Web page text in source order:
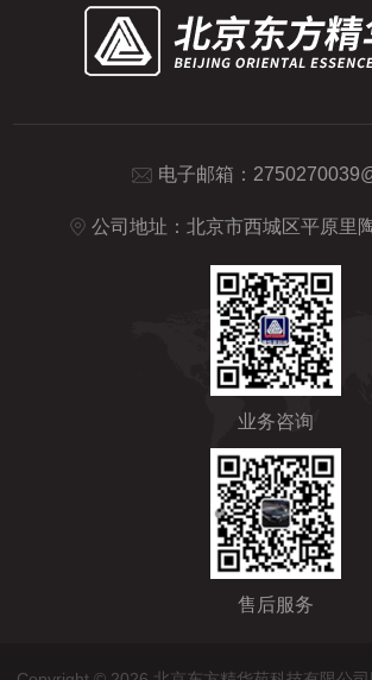
电子邮箱：
公司地址：北京市西城区平原里
业务咨询
售后服务